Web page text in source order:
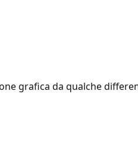
grafica da qualche